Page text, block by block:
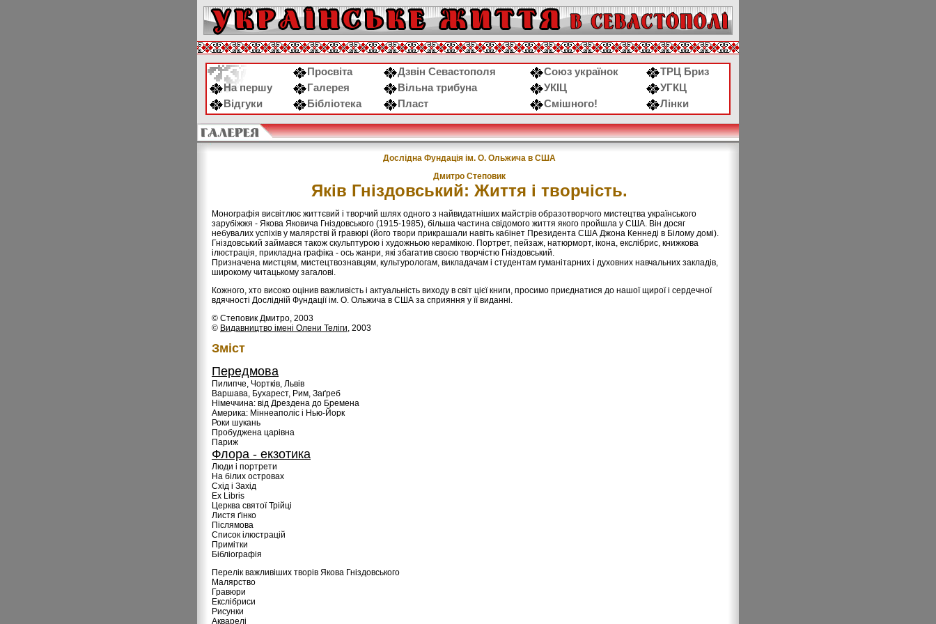
Просвіта Дзвін Севастополя Союз українок
ТРЦ Бриз
На першу
Галерея Вільна трибуна УКІЦ
УГКЦ
Відгуки
Бібліотека Пласт Смішного! Лінки
Дослідна Фундація ім. О. Ольжича в США
Дмитро Степовик
Яків Гніздовський: Життя і творчість.
Монографія висвітлює життєвий і творчий шлях одного з найвидатніших майстрів образотворчого мистецтва українського
зарубіжжя - Якова Яковича Гніздовського (1915-1985), більша частина свідомого життя якого пройшла у США. Він досяг
небувалих успіхів у малярстві й гравюрі (його твори прикрашали навіть кабінет Президента США Джона Кеннеді в Білому домі).
Гніздовський займався також скульптурою і художньою керамікою. Портрет, пейзаж, натюрморт, ікона, екслібрис, книжкова
ілюстрація, прикладна графіка - ось жанри, які збагатив своєю творчістю Гніздовський.
Призначена мистцям, мистецтвознавцям, культурологам, викладачам і студентам гуманітарних і духовних навчальних закладів,
широкому читацькому загалові.
Кожного, хто високо оцінив важливість і актуальність виходу в світ цієї книги, просимо приєднатися до нашої щирої і сердечної
вдячності Дослідній Фундації ім. О. Ольжича в США за сприяння у її виданні.
© Степовик Дмитро, 2003
© Видавництво імені Олени Теліги, 2003
Змiст
Передмова
Пилипче, Чортків, Львів
Варшава, Бухарест, Рим, Заґреб
Німеччина: від Дрездена до Бремена
Америка: Міннеаполіс і Нью-Йорк
Роки шукань
Пробуджена царівна
Париж
Флора - екзотика
Люди і портрети
На білих островах
Схід і Захід
Ex Libris
Церква святої Трійці
Листя ґінко
Післямова
Список ілюстрацій
Примітки
Бібліографія
Перелік важливіших творів Якова Гніздовського
Малярство
Гравюри
Екслібриси
Рисунки
Акварелі